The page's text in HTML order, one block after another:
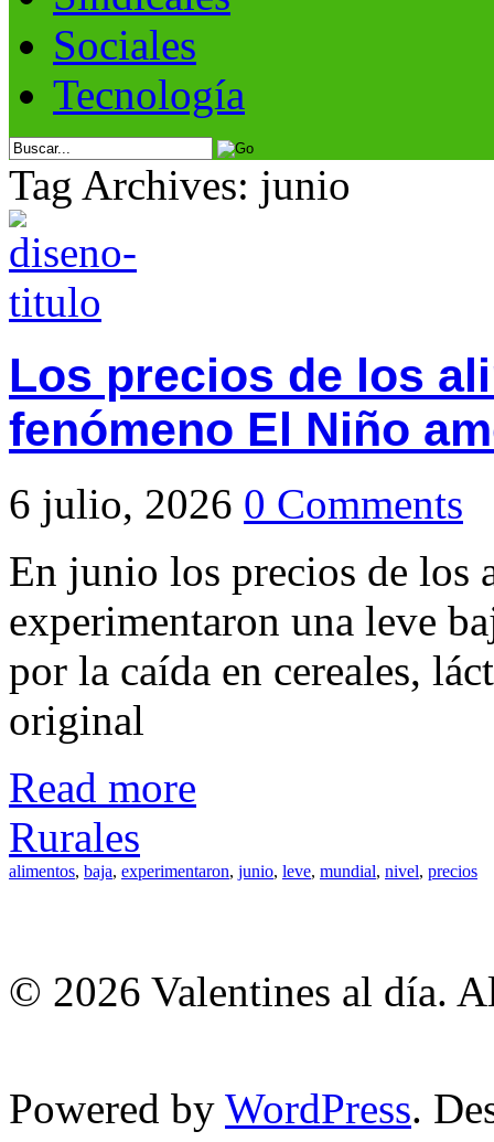
Sociales
Tecnología
Tag Archives: junio
Los precios de los
fenómeno El Niño
6 julio, 2026 0 Comments
En junio los precios de los
experimentaron una leve
por la caída en cereales,
original
Read more
Rurales
alimentos, baja, experimentaron, junio, leve, mundial, nivel, precios
© 2026 Valentines al día.
Powered by WordPress.